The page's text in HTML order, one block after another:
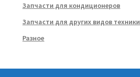
Запчасти для кондиционеров
Запчасти для других видов техники
Разное